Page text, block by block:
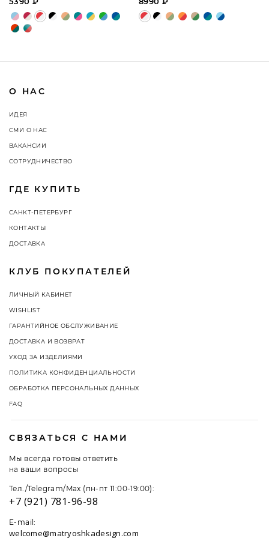
О НАС
ИДЕЯ
СМИ О НАС
ВАКАНСИИ
СОТРУДНИЧЕСТВО
ГДЕ КУПИТЬ
САНКТ-ПЕТЕРБУРГ
КОНТАКТЫ
ДОСТАВКА
КЛУБ ПОКУПАТЕЛЕЙ
ЛИЧНЫЙ КАБИНЕТ
WISHLIST
ГАРАНТИЙНОЕ ОБСЛУЖИВАНИЕ
ДОСТАВКА И ВОЗВРАТ
УХОД ЗА ИЗДЕЛИЯМИ
ПОЛИТИКА КОНФИДЕНЦИАЛЬНОСТИ
ОБРАБОТКА ПЕРСОНАЛЬНЫХ ДАННЫХ
FAQ
СВЯЗАТЬСЯ С НАМИ
Мы всегда готовы ответить
на ваши вопросы
Тел./Telegram/Max (пн-пт 11:00-19:00):
+7 (921) 781-96-98
E-mail:
welcome@matryoshkadesign.com